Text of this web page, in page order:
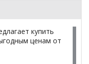
купить
ценам от